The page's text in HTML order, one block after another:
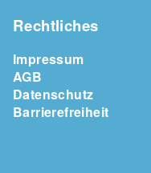
Rechtliches
Impressum
AGB
Datenschutz
Barrierefreiheit